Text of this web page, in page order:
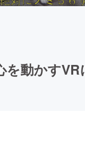
を動かす